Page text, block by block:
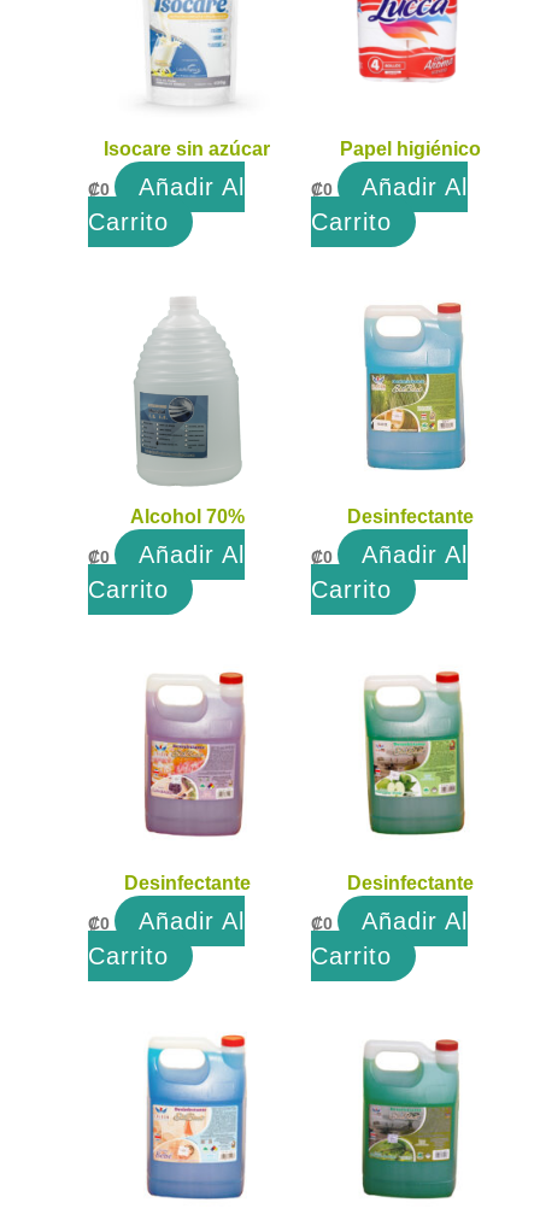
Isocare sin azúcar
₡0
Añadir Al
Carrito
Papel higiénico
₡0
Añadir Al
Carrito
Alcohol 70%
₡0
Añadir Al
Carrito
Desinfectante
₡0
Añadir Al
Carrito
Desinfectante
₡0
Añadir Al
Carrito
Desinfectante
₡0
Añadir Al
Carrito